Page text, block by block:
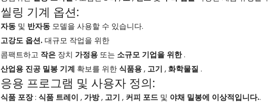
씰링 기계 옵션:
자동 및 반자동 모델을 사용할 수 있습니다.
고강도 옵션.대규모 작업을 위한
콤팩트하고 작은 장치 가정용 또는 소규모 기업을 위한.
산업용 진공 밀봉 기계 확보를 위한 식품용, 고기 ,화학물질 .
응용 프로그램 및 사용자 정의:
식품 포장: 식품 트레이 , 가방, 고기 , 커피 포드 및 야채 밀봉에 이상적입니다..